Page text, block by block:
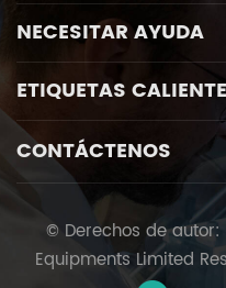
NECESITAR AYUDA
ETIQUETAS
CONTÁCTENOS
© Derechos de
Equipments Limited